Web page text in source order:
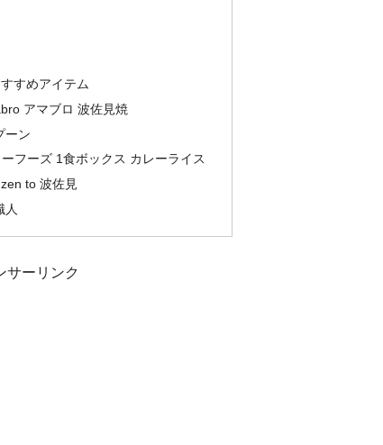
すめアイテム
アマブロ 波佐見焼
ーン
フーズ 1食ボックス カレーライス
to 波佐見
人
サーリンク